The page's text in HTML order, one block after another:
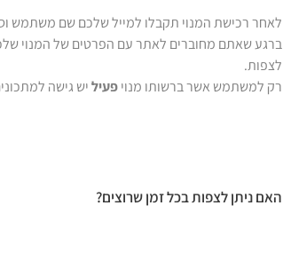
לאחר רכישת המנוי תקבלו למייל שלכם שם משתמש
ברגע שאתם מחוברים לאתר עם הפרטים של המנוי
לצפות.
רק למשתמש אשר ברשותו מנויפעיליש גישה
האם ניתן לצפות בכל זמן שרוצים?